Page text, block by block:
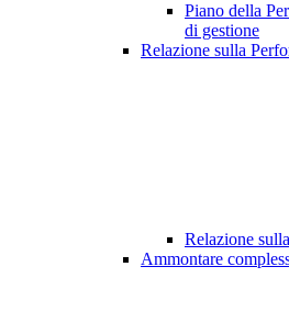
Piano della
di gestione
Relazione sulla
Relazione
Ammontare